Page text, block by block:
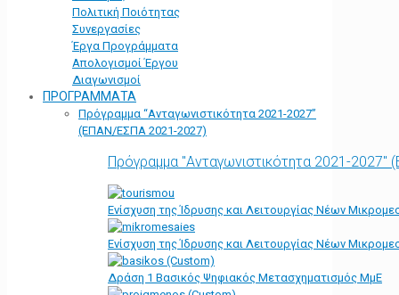
Πολιτική Ποιότητας
Συνεργασίες
Έργα Προγράμματα
Απολογισμοί Έργου
Διαγωνισμοί
ΠΡΟΓΡΑΜΜΑΤΑ
Πρόγραμμα “Ανταγωνιστικότητα 2021-2027”
(ΕΠΑΝ/ΕΣΠΑ 2021-2027)
Πρόγραμμα "Ανταγωνιστικότητα 2021-
Ενίσχυση της Ίδρυσης και Λειτουργίας Νέων
Ενίσχυση της Ίδρυσης και Λειτουργίας Νέων
Δράση 1 Βασικός Ψηφιακός Μετασχηματισμός ΜμΕ